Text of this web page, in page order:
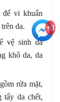
vi khuẩn
da.
vệ sinh da
khô da, da
rửa mặt,
tẩy da chết,
+3